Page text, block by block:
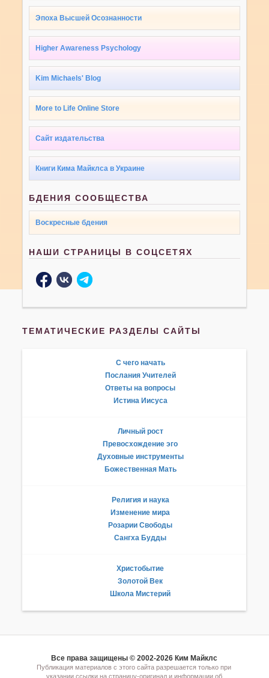
Эпоха Высшей Осознанности
Higher Awareness Psychology
Kim Michaels' Blog
More to Life Online Store
Сайт издательства
Книги Кима Майклса в Украине
БДЕНИЯ СООБЩЕСТВА
Воскресные бдения
НАШИ СТРАНИЦЫ В СОЦСЕТЯХ
ТЕМАТИЧЕСКИЕ РАЗДЕЛЫ САЙТЫ
С чего начать
Послания Учителей
Ответы на вопросы
Истина Иисуса
Личный рост
Превосхождение эго
Духовные инструменты
Божественная Мать
Религия и наука
Изменение мира
Розарии Свободы
Сангха Будды
Христобытие
Золотой Век
Школа Мистерий
Все права защищены © 2002-2026 Ким Майклс
Публикация материалов с этого сайта разрешается только при
указании ссылки на страницу-оригинал и информации об